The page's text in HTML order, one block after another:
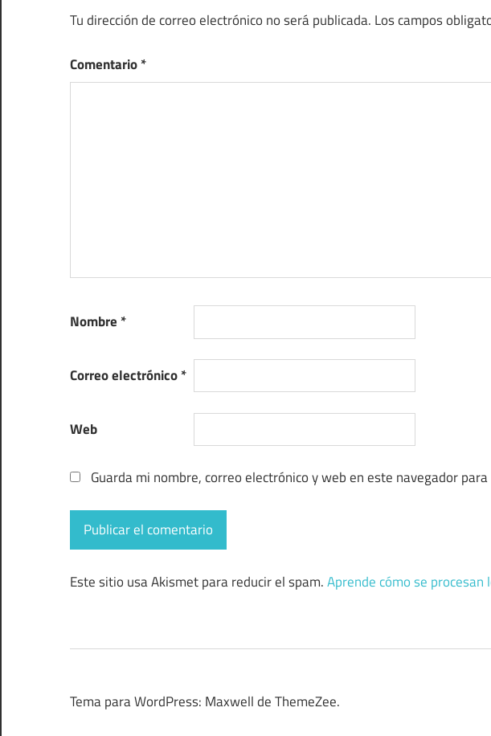
Tu dirección de correo electrónico no será publicada. Los campos
Comentario*
Nombre *
Correo electrónico*
Web
Guarda mi nombre, correo electrónico y web en este navegador
Este sitio usa Akismet para reducir el spam.Aprende cómo se procesan
Tema para WordPress: Maxwell de ThemeZee.